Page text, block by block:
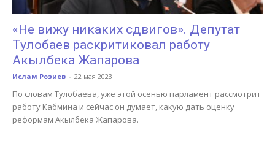
«Не вижу никаких сдвигов». Депутат
Тулобаев раскритиковал работу
Акылбека Жапарова
Ислам Розиев - 22 мая 2023
По словам Тулобаева, уже этой осенью парламент рассмотрит
работу Кабмина и сейчас он думает, какую дать оценку
реформам Акылбека Жапарова.